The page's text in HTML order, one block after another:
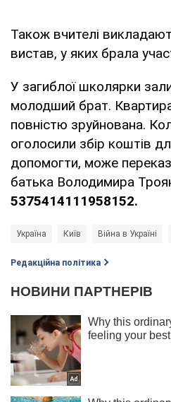
Також вчителі
вистав, у яких брала
У загиблої школярки
молодший брат. Квартира
повністю зруйнована.
оголосили збір коштів
допомогти, може
батька Володимира
5375414111958152.
Україна Київ Війна в Україні
Редакційна політика